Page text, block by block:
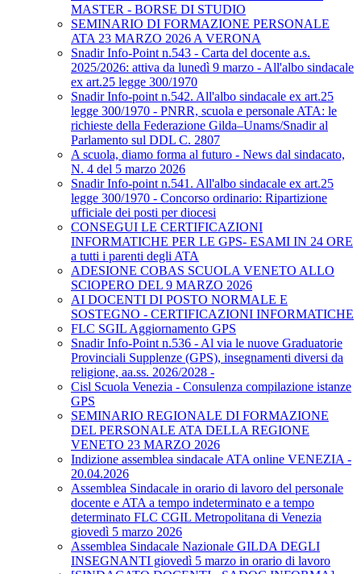
MASTER - BORSE DI STUDIO
SEMINARIO DI FORMAZIONE PERSONALE
ATA 23 MARZO 2026 A VERONA
Snadir Info-Point n.543 - Carta del docente a.s.
2025/2026: attiva da lunedì 9 marzo - All'albo sindacale
ex art.25 legge 300/1970
Snadir Info-point n.542. All'albo sindacale ex art.25
legge 300/1970 - PNRR, scuola e personale ATA: le
richieste della Federazione Gilda–Unams/Snadir al
Parlamento sul DDL C. 2807
A scuola, diamo forma al futuro - News dal sindacato,
N. 4 del 5 marzo 2026
Snadir Info-point n.541. All'albo sindacale ex art.25
legge 300/1970 - Concorso ordinario: Ripartizione
ufficiale dei posti per diocesi
CONSEGUI LE CERTIFICAZIONI
INFORMATICHE PER LE GPS- ESAMI IN 24 ORE
a tutti i parenti degli ATA
ADESIONE COBAS SCUOLA VENETO ALLO
SCIOPERO DEL 9 MARZO 2026
AI DOCENTI DI POSTO NORMALE E
SOSTEGNO - CERTIFICAZIONI INFORMATICHE
FLC SGIL Aggiornamento GPS
Snadir Info-Point n.536 - Al via le nuove Graduatorie
Provinciali Supplenze (GPS), insegnamenti diversi da
religione, aa.ss. 2026/2028 -
Cisl Scuola Venezia - Consulenza compilazione istanze
GPS
SEMINARIO REGIONALE DI FORMAZIONE
DEL PERSONALE ATA DELLA REGIONE
VENETO 23 MARZO 2026
Indizione assemblea sindacale ATA online VENEZIA -
20.04.2026
Assemblea Sindacale in orario di lavoro del personale
docente e ATA a tempo indeterminato e a tempo
determinato FLC CGIL Metropolitana di Venezia
giovedì 5 marzo 2026
Assemblea Sindacale Nazionale GILDA DEGLI
INSEGNANTI giovedì 5 marzo in orario di lavoro